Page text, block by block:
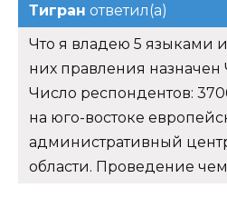
Тигран ответил(а)
Что я владею 5 языками
них правления
Число респондентов:
на юго-востоке
административный
области. Проведение